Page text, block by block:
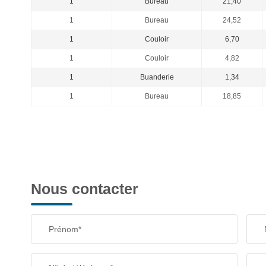
1 Bureau 24,52
1 Couloir 6,70
1 Couloir 4,82
1 Buanderie 1,34
1 Bureau 18,85
Nous contacter
Prénom*